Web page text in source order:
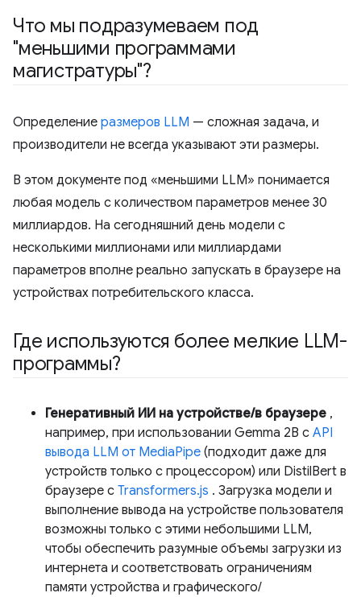
Что мы подразумеваем под
"меньшими программами
магистратуры"?
Определение размеров LLM — сложная задача, и
производители не всегда указывают эти размеры.
В этом документе под «меньшими LLM» понимается
любая модель с количеством параметров менее 30
миллиардов. На сегодняшний день модели с
несколькими миллионами или миллиардами
параметров вполне реально запускать в браузере на
устройствах потребительского класса.
Где используются более мелкие LLM-
программы?
Генеративный ИИ на устройстве/в браузере ,
например, при использовании Gemma 2B с API
вывода LLM от MediaPipe (подходит даже для
устройств только с процессором) или DistilBert в
браузере с Transformers.js . Загрузка модели и
выполнение вывода на устройстве пользователя
возможны только с этими небольшими LLM,
чтобы обеспечить разумные объемы загрузки из
интернета и соответствовать ограничениям
памяти устройства и графического/